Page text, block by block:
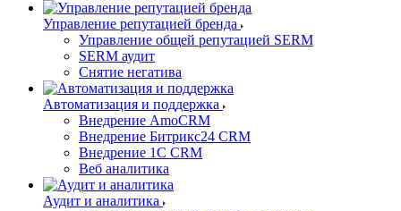
Управление репутацией бренда
Управление общей репутацией SERM
SERM аудит
Снятие негатива
Автоматизация и поддержка
Внедрение AmoCRM
Внедрение Битрикс24 CRM
Внедрение 1C CRM
Веб аналитика
Аудит и аналитика